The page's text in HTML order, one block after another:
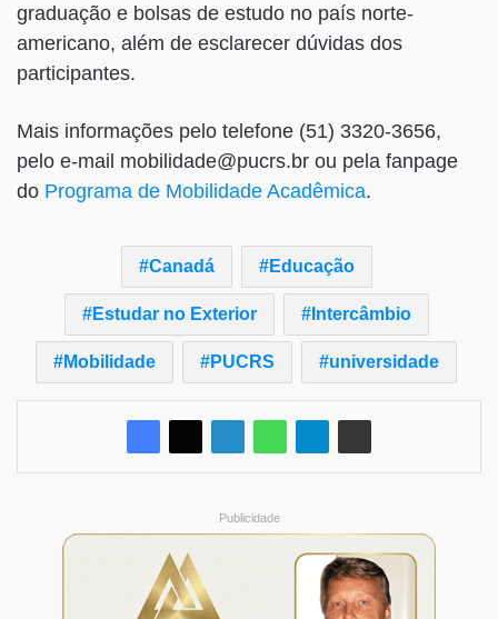
graduação e bolsas de estudo no país norte-
americano, além de esclarecer dúvidas dos
participantes.
Mais informações pelo telefone (51) 3320-3656,
pelo e-mail mobilidade@pucrs.br ou pela fanpage
do Programa de Mobilidade Acadêmica.
Canadá Educação
Estudar no Exterior Intercâmbio
Mobilidade PUCRS universidade
Publicidade